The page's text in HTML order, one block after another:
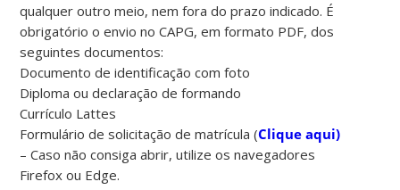
qualquer outro meio, nem fora do prazo indicado. É
obrigatório o envio no CAPG, em formato PDF, dos
seguintes documentos:
Documento de identificação com foto
Diploma ou declaração de formando
Currículo Lattes
Formulário de solicitação de matrícula (Clique aqui)
– Caso não consiga abrir, utilize os navegadores
Firefox ou Edge.